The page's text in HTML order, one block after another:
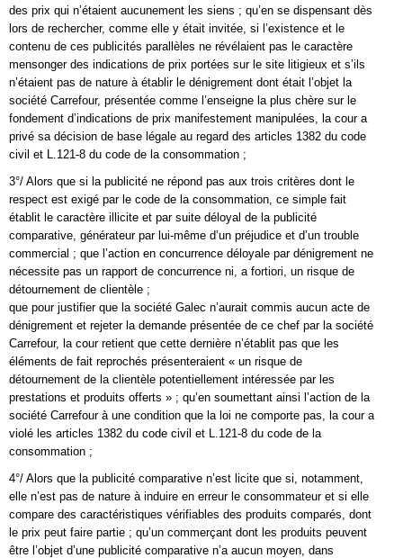
des prix qui n’étaient aucunement les siens ; qu’en se dispensant dès
lors de rechercher, comme elle y était invitée, si l’existence et le
contenu de ces publicités parallèles ne révélaient pas le caractère
mensonger des indications de prix portées sur le site litigieux et s’ils
n’étaient pas de nature à établir le dénigrement dont était l’objet la
société Carrefour, présentée comme l’enseigne la plus chère sur le
fondement d’indications de prix manifestement manipulées, la cour a
privé sa décision de base légale au regard des articles 1382 du code
civil et L.121-8 du code de la consommation ;
3°/ Alors que si la publicité ne répond pas aux trois critères dont le
respect est exigé par le code de la consommation, ce simple fait
établit le caractère illicite et par suite déloyal de la publicité
comparative, générateur par lui-même d’un préjudice et d’un trouble
commercial ; que l’action en concurrence déloyale par dénigrement ne
nécessite pas un rapport de concurrence ni, a fortiori, un risque de
détournement de clientèle ;
que pour justifier que la société Galec n’aurait commis aucun acte de
dénigrement et rejeter la demande présentée de ce chef par la société
Carrefour, la cour retient que cette dernière n’établit pas que les
éléments de fait reprochés présenteraient « un risque de
détournement de la clientèle potentiellement intéressée par les
prestations et produits offerts » ; qu’en soumettant ainsi l’action de la
société Carrefour à une condition que la loi ne comporte pas, la cour a
violé les articles 1382 du code civil et L.121-8 du code de la
consommation ;
4°/ Alors que la publicité comparative n’est licite que si, notamment,
elle n’est pas de nature à induire en erreur le consommateur et si elle
compare des caractéristiques vérifiables des produits comparés, dont
le prix peut faire partie ; qu’un commerçant dont les produits peuvent
être l’objet d’une publicité comparative n’a aucun moyen, dans